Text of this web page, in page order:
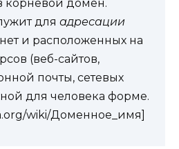
корневой домен.
для адресации
и расположенных на
(веб-сайтов,
почты, сетевых
для человека форме.
wiki/Доменное_имя]